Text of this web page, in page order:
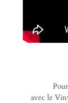
avec le